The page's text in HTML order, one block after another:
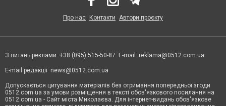
Про нас Контакти Автори проєкту
З питань реклами: +38 (095) 515-50-87. E-mail: reklama@0512.com.ua
E-mail редакції: news@0512.com.ua
Допускається цитування матеріалів без отримання попередньої згоди
0512.com.ua за умови розміщення в тексті обов'язкового посилання на
0512.com.ua - Сайт міста Миколаєва. Для інтернет-видань обов'язкове